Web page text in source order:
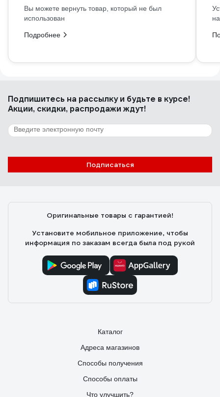
Вы можете вернуть товар, который не был
использован
Подробнее
Подпишитесь на рассылкуи будьте в курсе!
Акции, скидки, распродажи ждут!
Подписаться
Оригинальные товары с гарантией!
Установите мобильное приложение, чтобы
информация по заказам всегда была под рукой
Каталог
Адреса магазинов
Способы получения
Способы оплаты
Что улучшить?